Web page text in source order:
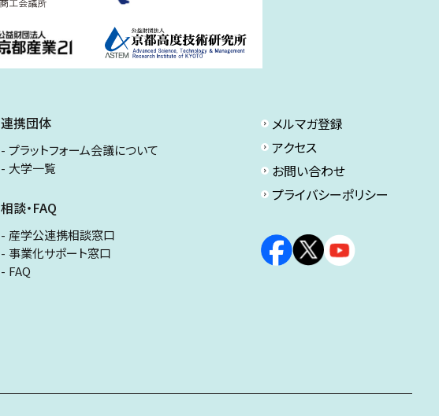
連携団体
プラットフォーム会議について
大学一覧
相談・FAQ
産学公連携相談窓口
事業化サポート窓口
FAQ
メルマガ登録
アクセス
お問い合わせ
プライバシーポリシー